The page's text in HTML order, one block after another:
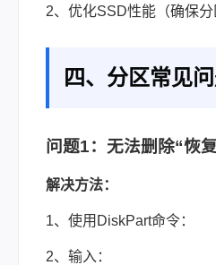
2、优化SSD性能（确保分
四、分区常见
问题1：无法删除“恢
解决方法：
1、使用DiskPart命令：
2、输入：